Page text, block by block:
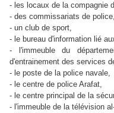
- les locaux de la compagnie
- des commissariats de police,
- un club de sport,
- le bureau d'information lié
- l'immeuble du
d'entrainement des services
- le poste de la police navale,
- le centre de police Arafat,
- le centre principal de la
- l'immeuble de la télévision